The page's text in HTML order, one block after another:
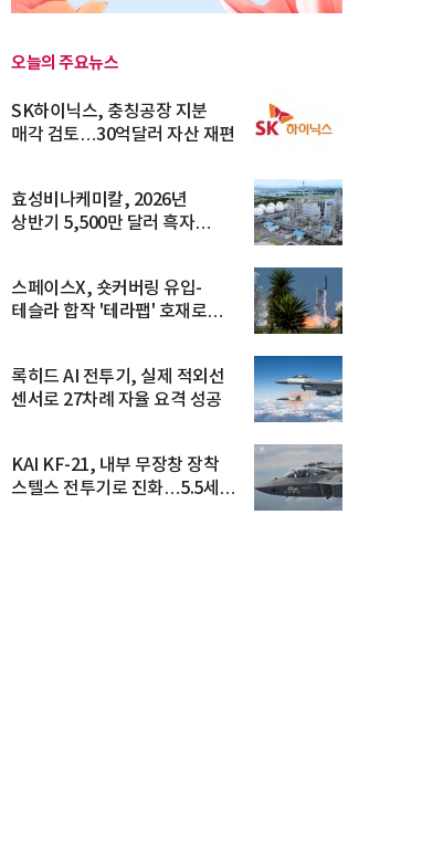
오늘의 주요뉴스
SK하이닉스, 충칭공장 지분
매각 검토…30억달러 자산 재편
효성비나케미칼, 2026년
상반기 5,500만 달러 흑자
스페이스X, 숏커버링 유입-
테슬라 합작 '테라팹' 호재로
록히드 AI 전투기, 실제 적외선
센서로 27차례 자율 요격 성공
KAI KF-21, 내부 무장창 장착
스텔스 전투기로 진화…5.5세대